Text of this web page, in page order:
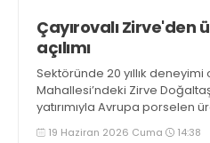
Çayırovalı
açılımı
Sektöründe 20 yıllık
Mahallesi’ndeki Zirve
yatırımıyla Avrupa porselen
modelini başlattı. Yeni
19 Haziran 2026 Cuma 14:38